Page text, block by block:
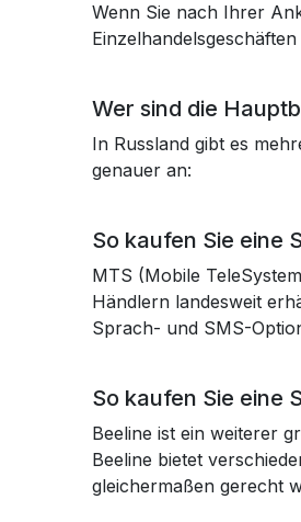
Wenn Sie nach Ihrer
Wer sind die
In Russland gibt es
genauer an:
So kaufen Sie eine
MTS (Mobile
Händlern landesweit
Sprach- und SMS-
So kaufen Sie eine
Beeline ist ein weiterer
Beeline bietet
gleichermaßen gerecht